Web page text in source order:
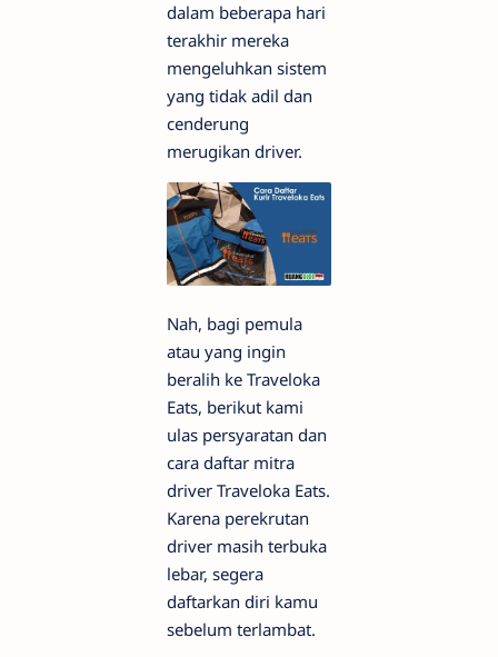
dalam beberapa hari
terakhir mereka
mengeluhkan sistem
yang tidak adil dan
cenderung
merugikan driver.
Nah, bagi pemula
atau yang ingin
beralih ke Traveloka
Eats, berikut kami
ulas persyaratan dan
cara daftar mitra
driver Traveloka Eats.
Karena perekrutan
driver masih terbuka
lebar, segera
daftarkan diri kamu
sebelum terlambat.